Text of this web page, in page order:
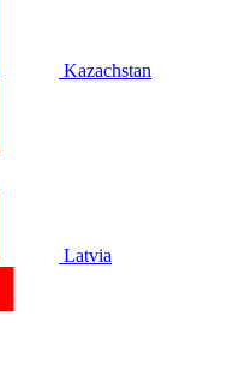
Kazachstan
Latvia